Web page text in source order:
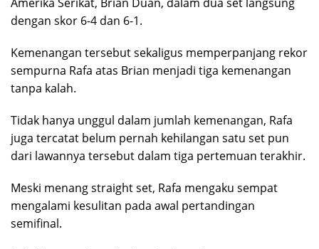
dengan skor 6-4 dan 6-1.
Kemenangan tersebut sekaligus memperpanjang rekor
sempurna Rafa atas Brian menjadi tiga kemenangan
tanpa kalah.
Tidak hanya unggul dalam jumlah kemenangan, Rafa
juga tercatat belum pernah kehilangan satu set pun
dari lawannya tersebut dalam tiga pertemuan terakhir.
Meski menang straight set, Rafa mengaku sempat
mengalami kesulitan pada awal pertandingan
semifinal.